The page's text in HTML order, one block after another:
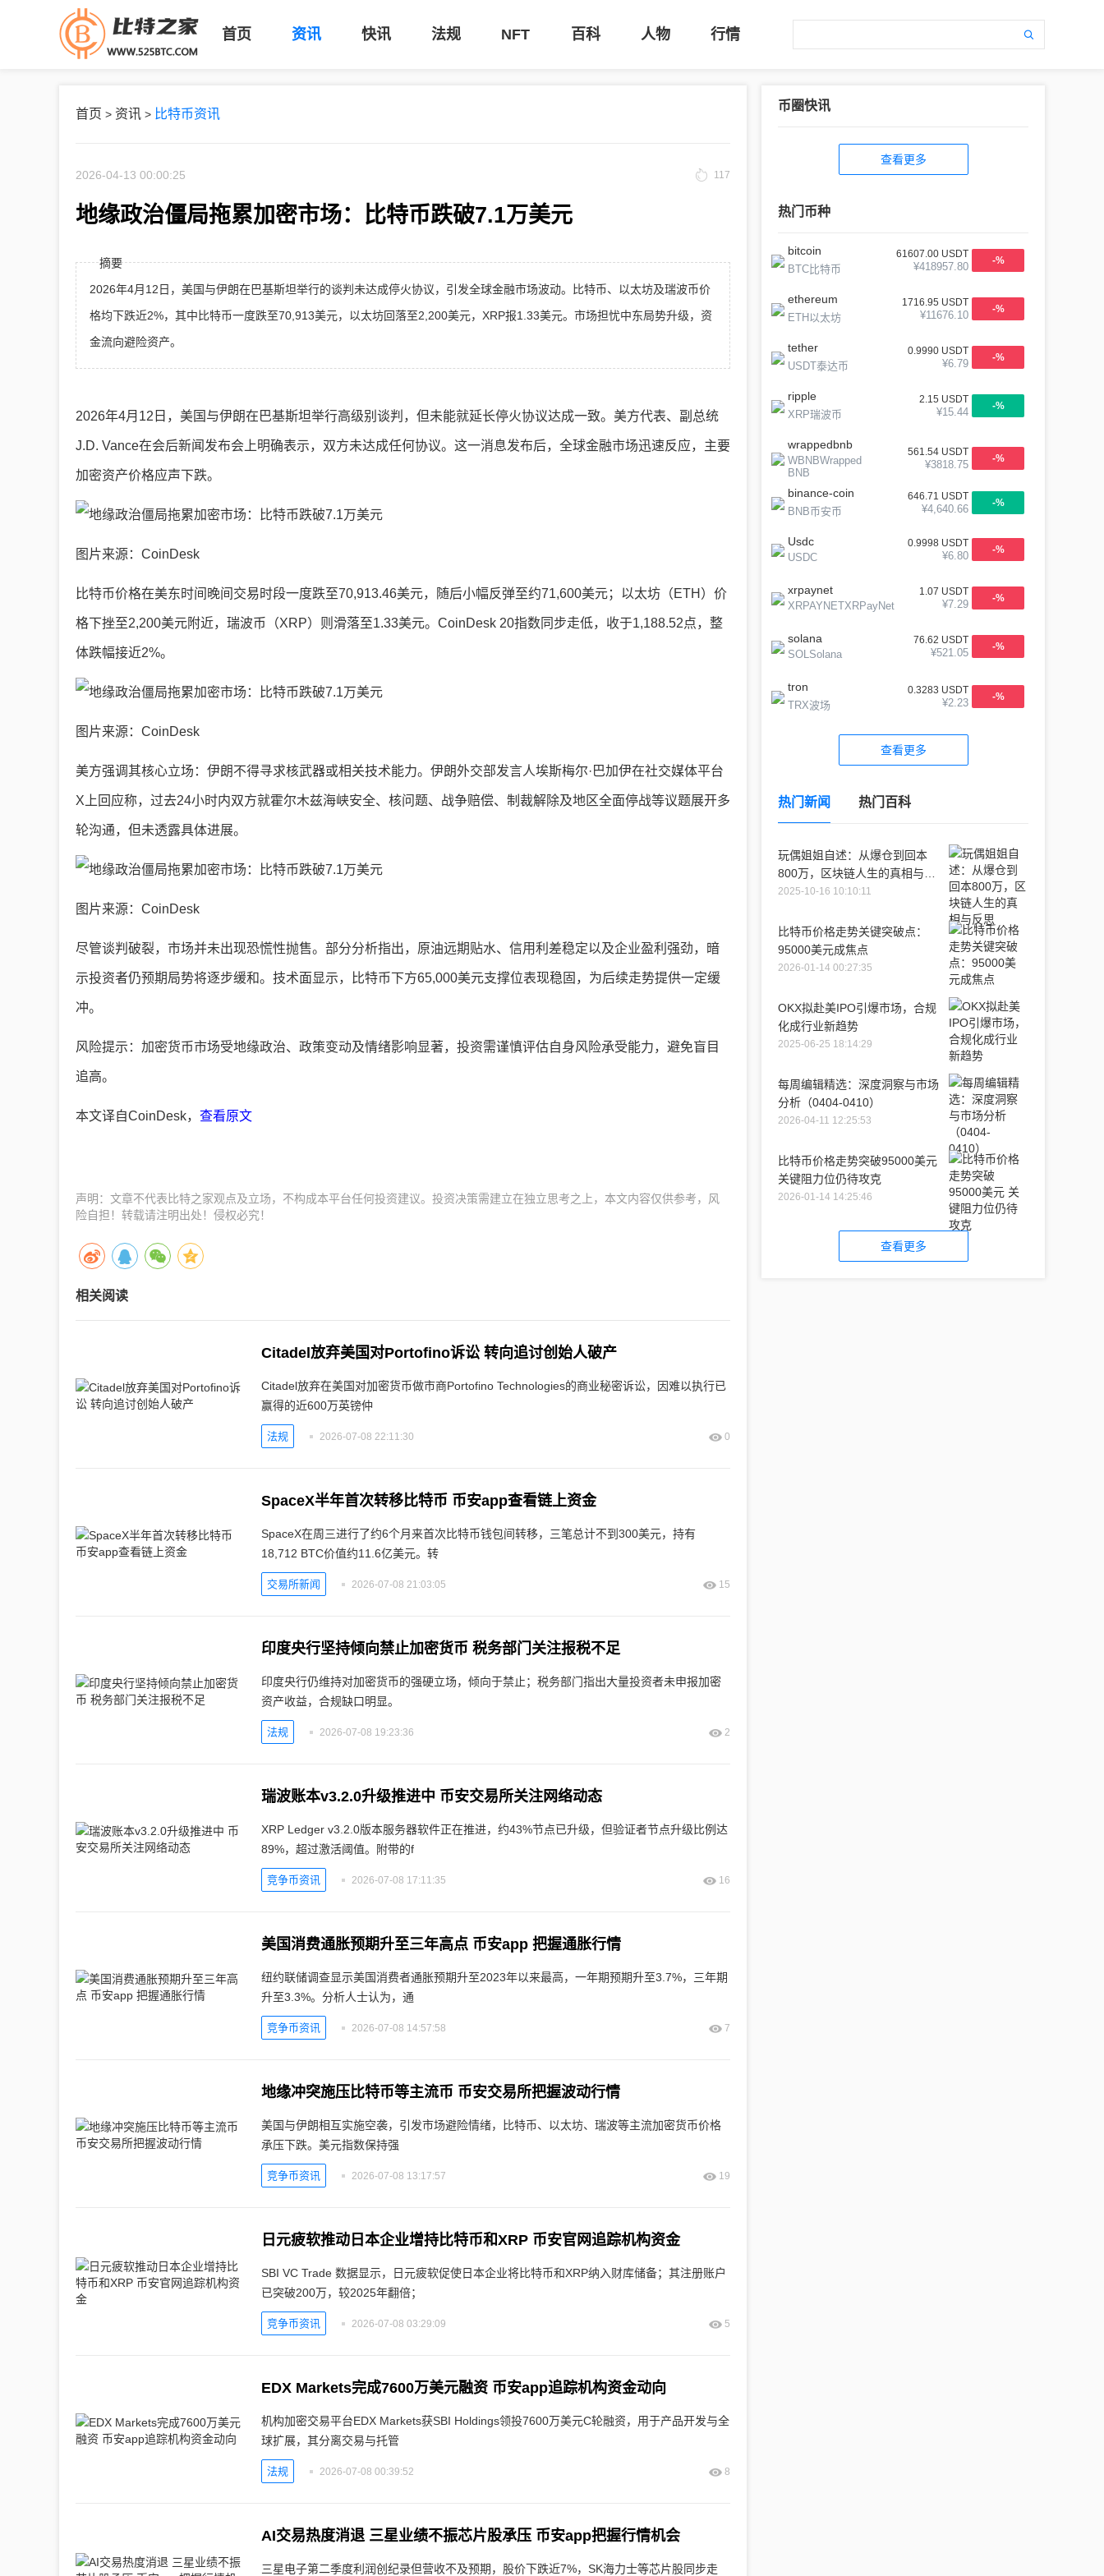
首页 资讯 快讯 法规 NFT 百科 人物 行情
首页 > 资讯 > 比特币资讯
2026-04-13 00:00:25 117
地缘政治僵局拖累加密市场：比特币跌破7.1万美元
摘要
2026年4月12日，美国与伊朗在巴基斯坦举行的谈判未达成停火协议，引发全球金融市场波动。比特币、以太坊及瑞波币价
格均下跌近2%，其中比特币一度跌至70,913美元，以太坊回落至2,200美元，XRP报1.33美元。市场担忧中东局势升级，资
金流向避险资产。
2026年4月12日，美国与伊朗在巴基斯坦举行高级别谈判，但未能就延长停火协议达成一致。美方代表、副总统
J.D. Vance在会后新闻发布会上明确表示，双方未达成任何协议。这一消息发布后，全球金融市场迅速反应，主要
加密资产价格应声下跌。
图片来源：CoinDesk
比特币价格在美东时间晚间交易时段一度跌至70,913.46美元，随后小幅反弹至约71,600美元；以太坊（ETH）价
格下挫至2,200美元附近，瑞波币（XRP）则滑落至1.33美元。CoinDesk 20指数同步走低，收于1,188.52点，整
体跌幅接近2%。
图片来源：CoinDesk
美方强调其核心立场：伊朗不得寻求核武器或相关技术能力。伊朗外交部发言人埃斯梅尔·巴加伊在社交媒体平台
X上回应称，过去24小时内双方就霍尔木兹海峡安全、核问题、战争赔偿、制裁解除及地区全面停战等议题展开多
轮沟通，但未透露具体进展。
图片来源：CoinDesk
尽管谈判破裂，市场并未出现恐慌性抛售。部分分析指出，原油远期贴水、信用利差稳定以及企业盈利强劲，暗
示投资者仍预期局势将逐步缓和。技术面显示，比特币下方65,000美元支撑位表现稳固，为后续走势提供一定缓
冲。
风险提示：加密货币市场受地缘政治、政策变动及情绪影响显著，投资需谨慎评估自身风险承受能力，避免盲目
追高。
本文译自CoinDesk， 查看原文
声明：文章不代表比特之家观点及立场，不构成本平台任何投资建议。投资决策需建立在独立思考之上，本文内容仅供参考，风
险自担！转载请注明出处！侵权必究！
相关阅读
Citadel放弃美国对Portofino诉讼 转向追讨创始人破产
Citadel放弃在美国对加密货币做市商Portofino Technologies的商业秘密诉讼，因难以执行已
赢得的近600万英镑仲
法规 2026-07-08 22:11:30 0
SpaceX半年首次转移比特币 币安app查看链上资金
SpaceX在周三进行了约6个月来首次比特币钱包间转移，三笔总计不到300美元，持有
18,712 BTC价值约11.6亿美元。转
交易所新闻 2026-07-08 21:03:05 15
印度央行坚持倾向禁止加密货币 税务部门关注报税不足
印度央行仍维持对加密货币的强硬立场，倾向于禁止；税务部门指出大量投资者未申报加密
资产收益，合规缺口明显。
法规 2026-07-08 19:23:36 2
瑞波账本v3.2.0升级推进中 币安交易所关注网络动态
XRP Ledger v3.2.0版本服务器软件正在推进，约43%节点已升级，但验证者节点升级比例达
89%，超过激活阈值。附带的f
竞争币资讯 2026-07-08 17:11:35 16
美国消费通胀预期升至三年高点 币安app 把握通胀行情
纽约联储调查显示美国消费者通胀预期升至2023年以来最高，一年期预期升至3.7%，三年期
升至3.3%。分析人士认为，通
竞争币资讯 2026-07-08 14:57:58 7
地缘冲突施压比特币等主流币 币安交易所把握波动行情
美国与伊朗相互实施空袭，引发市场避险情绪，比特币、以太坊、瑞波等主流加密货币价格
承压下跌。美元指数保持强
竞争币资讯 2026-07-08 13:17:57 19
日元疲软推动日本企业增持比特币和XRP 币安官网追踪机构资金
SBI VC Trade 数据显示，日元疲软促使日本企业将比特币和XRP纳入财库储备；其注册账户
已突破200万，较2025年翻倍；
竞争币资讯 2026-07-08 03:29:09 5
EDX Markets完成7600万美元融资 币安app追踪机构资金动向
机构加密交易平台EDX Markets获SBI Holdings领投7600万美元C轮融资，用于产品开发与全
球扩展，其分离交易与托管
法规 2026-07-08 00:39:52 8
AI交易热度消退 三星业绩不振芯片股承压 币安app把握行情机会
三星电子第二季度利润创纪录但营收不及预期，股价下跌近7%，SK海力士等芯片股同步走
币圈快讯
查看更多
热门币种
bitcoin
BTC比特币
61607.00 USDT
¥418957.80 -%
ethereum
ETH以太坊
1716.95 USDT
¥11676.10 -%
tether
USDT泰达币
0.9990 USDT
¥6.79 -%
ripple
XRP瑞波币
2.15 USDT
¥15.44 -%
wrappedbnb
WBNBWrapped
BNB
561.54 USDT
¥3818.75 -%
binance-coin
BNB币安币
646.71 USDT
¥4,640.66 -%
Usdc
USDC
0.9998 USDT
¥6.80 -%
xrpaynet
XRPAYNETXRPayNet
1.07 USDT
¥7.29 -%
solana
SOLSolana
76.62 USDT
¥521.05 -%
tron
TRX波场
0.3283 USDT
¥2.23 -%
查看更多
热门新闻 热门百科
玩偶姐姐自述：从爆仓到回本
800万，区块链人生的真相与反
思
2025-10-16 10:10:11
比特币价格走势关键突破点：
95000美元成焦点
2026-01-14 00:27:35
OKX拟赴美IPO引爆市场，合规
化成行业新趋势
2025-06-25 18:14:29
每周编辑精选：深度洞察与市场
分析（0404-0410）
2026-04-11 12:25:53
比特币价格走势突破95000美元
关键阻力位仍待攻克
2026-01-14 14:25:46
查看更多